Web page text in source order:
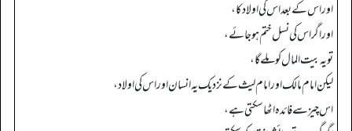
اور اس کے بعد اس کی اولاد کا،
اور اگر اس کی نسل ختم ہو جائے،
تو یہ بیت المال کو ملے گا،
لیکن امام مالک اور امام لیث کے نزدیک یہ انسان اور اس کی اولاد،
اس چیز سے فائدہ اٹھا سکتی ہے،